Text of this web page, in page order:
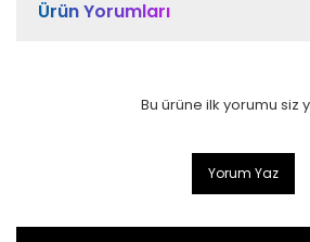
Ürün Yorumları
Bu ürüne ilk yorumu siz
Yorum Yaz